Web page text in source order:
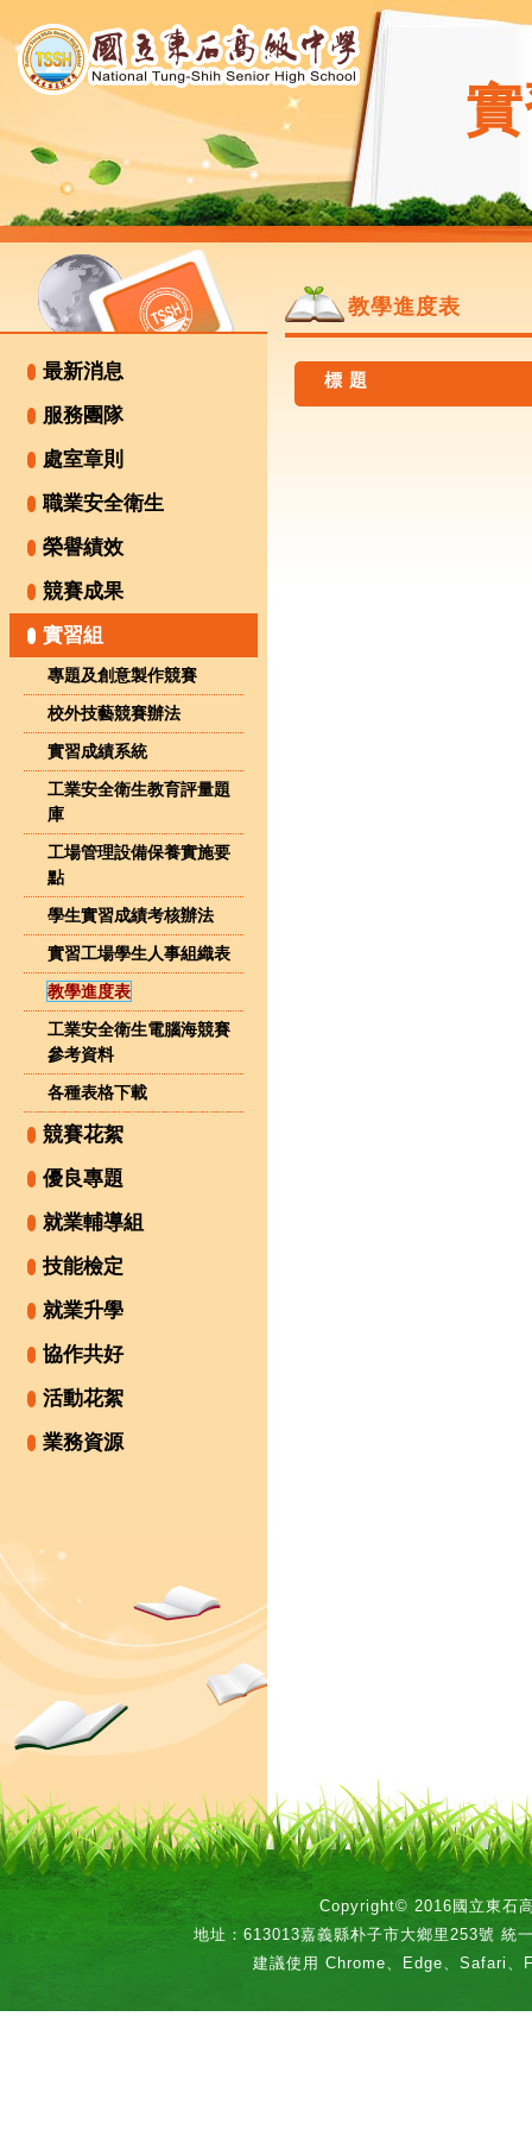
最新消息
服務團隊
處室章則
職業安全衛生
榮譽績效
競賽成果
實習組
專題及創意製作競賽
校外技藝競賽辦法
實習成績系統
工業安全衛生教育評量題
庫
工場管理設備保養實施要
點
學生實習成績考核辦法
實習工場學生人事組織表
教學進度表
工業安全衛生電腦海競賽
參考資料
各種表格下載
競賽花絮
優良專題
就業輔導組
技能檢定
就業升學
協作共好
活動花絮
業務資源
教學進度表
標 題
Copyright© 2016國立東石
地址：613013嘉義縣朴子市大鄉里253號 統
建議使用 Chrome、Edge、Safari